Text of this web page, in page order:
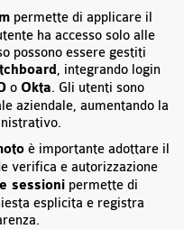
permette di applicare il
ha accesso solo alle
possono essere gestiti
, integrando login
o Okta. Gli utenti sono
aziendale, aumentando la
è importante adottare il
verifica e autorizzazione
sessioni permette di
esplicita e registra